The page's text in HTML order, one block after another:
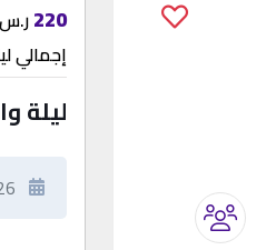
220ر.س
إجمالي
ليلة